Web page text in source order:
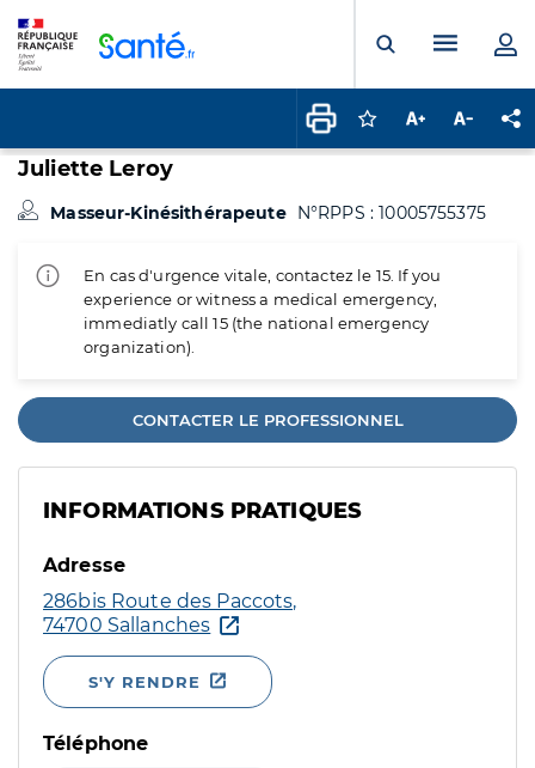
Ouvrir laMenu
Connectez-vous
Augmenter la
Juliette Leroy
Masseur-Kinésithérapeute N°RPPS : 10005755375
En cas d'urgence vitale, contactez le 15. If you
experience or witness a medical emergency,
immediatly call 15 (the national emergency
organization).
CONTACTER LE PROFESSIONNEL
INFORMATIONS PRATIQUES
Adresse
286bis Route des Paccots,
74700 Sallanches
S'Y RENDRE
Téléphone